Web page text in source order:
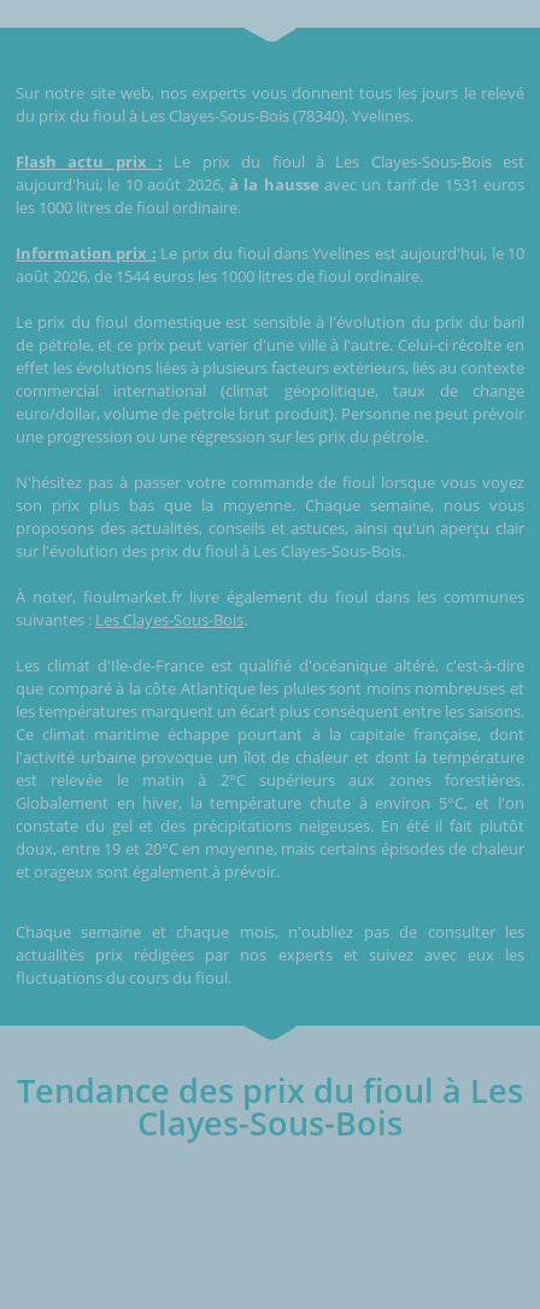
Sur notre site web, nos experts vous donnent tous les jours le relevé
du prix du fioul à Les Clayes-Sous-Bois (78340), Yvelines.
Flash actu prix : Le prix du fioul à Les Clayes-Sous-Bois est
aujourd'hui, le 10 août 2026, à la hausse avec un tarif de 1531 euros
les 1000 litres de fioul ordinaire.
Information prix : Le prix du fioul dans Yvelines est aujourd'hui, le 10
août 2026, de 1544 euros les 1000 litres de fioul ordinaire.
Le prix du fioul domestique est sensible à l'évolution du prix du baril
de pétrole, et ce prix peut varier d'une ville à l'autre. Celui-ci récolte en
effet les évolutions liées à plusieurs facteurs extérieurs, liés au contexte
commercial international (climat géopolitique, taux de change
euro/dollar, volume de pétrole brut produit). Personne ne peut prévoir
une progression ou une régression sur les prix du pétrole.
N'hésitez pas à passer votre commande de fioul lorsque vous voyez
son prix plus bas que la moyenne. Chaque semaine, nous vous
proposons des actualités, conseils et astuces, ainsi qu'un aperçu clair
sur l'évolution des prix du fioul à Les Clayes-Sous-Bois.
À noter, fioulmarket.fr livre également du fioul dans les communes
suivantes : Les Clayes-Sous-Bois.
Les climat d'Ile-de-France est qualifié d'océanique altéré, c'est-à-dire
que comparé à la côte Atlantique les pluies sont moins nombreuses et
les températures marquent un écart plus conséquent entre les saisons.
Ce climat maritime échappe pourtant à la capitale française, dont
l'activité urbaine provoque un îlot de chaleur et dont la température
est relevée le matin à 2°C supérieurs aux zones forestières.
Globalement en hiver, la température chute à environ 5°C, et l'on
constate du gel et des précipitations neigeuses. En été il fait plutôt
doux, entre 19 et 20°C en moyenne, mais certains épisodes de chaleur
et orageux sont également à prévoir.
Chaque semaine et chaque mois, n'oubliez pas de consulter les
actualités prix rédigées par nos experts et suivez avec eux les
fluctuations du cours du fioul.
Tendance des prix du fioul à Les
Clayes-Sous-Bois